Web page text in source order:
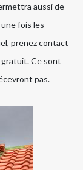
aussi de
fois les
prenez contact
Ce sont
pas.